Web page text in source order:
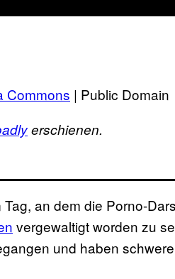
Commons | Public Domain
erschienen.
an dem die Porno-
vergewaltigt worden zu
und haben